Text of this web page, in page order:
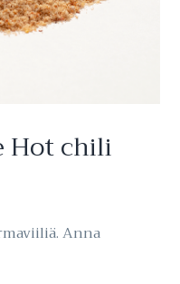
Hot chili
Anna